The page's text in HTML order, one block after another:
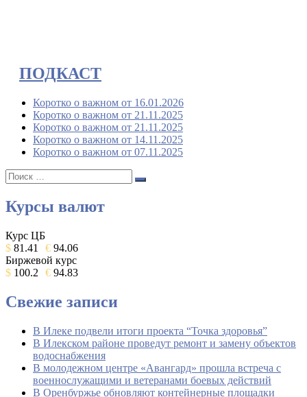
ПОДКАСТ
Коротко о важном от 16.01.2026
Коротко о важном от 21.11.2025
Коротко о важном от 21.11.2025
Коротко о важном от 14.11.2025
Коротко о важном от 07.11.2025
Поиск:
Поиск
Курсы валют
Курс ЦБ
$ 81.41 € 94.06
Биржевой курс
$ 100.2 € 94.83
Свежие записи
В Илеке подвели итоги проекта “Точка здоровья”
В Илекском районе проведут ремонт и замену объектов
водоснабжения
В молодежном центре «Авангард» прошла встреча с
военнослужащими и ветеранами боевых действий
В Оренбуржье обновляют контейнерные площадки